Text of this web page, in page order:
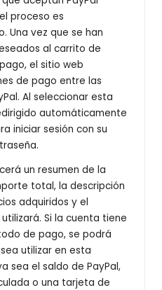
proceso es
Una vez que se han
al carrito de
el sitio web
de pago entre las
Al seleccionar esta
automáticamente
iniciar sesión con su
un resumen de la
total, la descripción
adquiridos y el
Si la cuenta tiene
de pago, se podrá
utilizar en esta
sea el saldo de PayPal,
o una tarjeta de